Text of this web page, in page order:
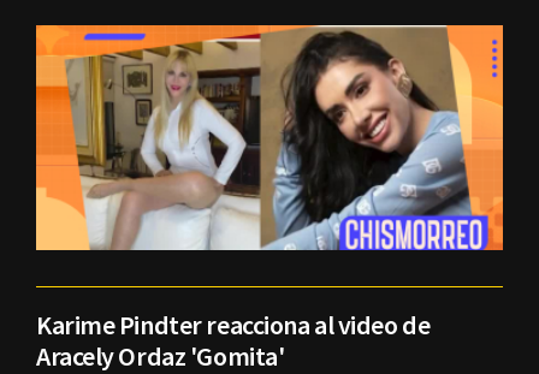
Karime Pindter reacciona al video de
Aracely Ordaz 'Gomita'